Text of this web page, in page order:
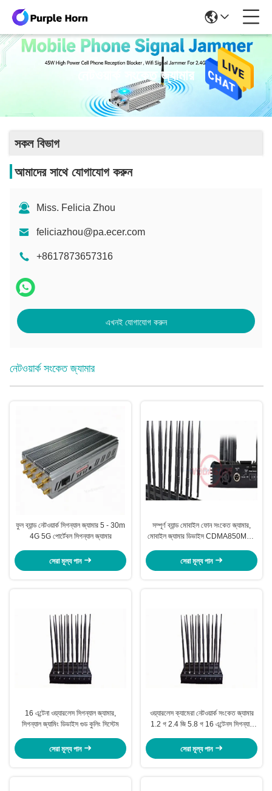
নেটওয়ার্ক সংকেত জ্যামার
সকল বিভাগ
আমাদের সাথে যোগাযোগ করুন
Miss. Felicia Zhou
feliciazhou@pa.ecer.com
+8617873657316
এখনই যোগাযোগ করুন
নেটওয়ার্ক সংকেত জ্যামার
ফুল ব্যান্ড নেটওয়ার্ক সিগন্যাল জ্যামার 5 - 30m
4G 5G পোর্টেবল সিগন্যাল জ্যামার
সেরা মূল্য পান
সম্পূর্ণ ব্যান্ড মোবাইল ফোন সংকেত জ্যামার,
মোবাইল জ্যামার ডিভাইস CDMA850MHz
সেরা মূল্য পান
16 এন্টেনা ওয়্যারলেস সিগন্যাল জ্যামার,
সিগন্যাল জ্যামিং ডিভাইস গুড কুলিং সিস্টেম
সেরা মূল্য পান
ওয়্যারলেস ক্যামেরা নেটওয়ার্ক সংকেত জ্যামার
1.2 গ 2.4 জি 5.8 গ 16 এন্টেনস সিগন্যাল
সেরা মূল্য পান